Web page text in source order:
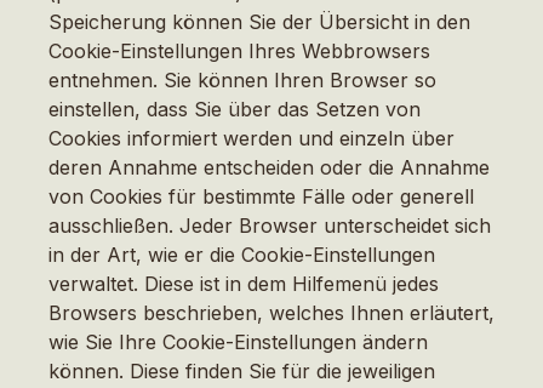
Speicherung können Sie der Übersicht in den
Cookie-Einstellungen Ihres Webbrowsers
entnehmen. Sie können Ihren Browser so
einstellen, dass Sie über das Setzen von
Cookies informiert werden und einzeln über
deren Annahme entscheiden oder die Annahme
von Cookies für bestimmte Fälle oder generell
ausschließen. Jeder Browser unterscheidet sich
in der Art, wie er die Cookie-Einstellungen
verwaltet. Diese ist in dem Hilfemenü jedes
Browsers beschrieben, welches Ihnen erläutert,
wie Sie Ihre Cookie-Einstellungen ändern
können. Diese finden Sie für die jeweiligen